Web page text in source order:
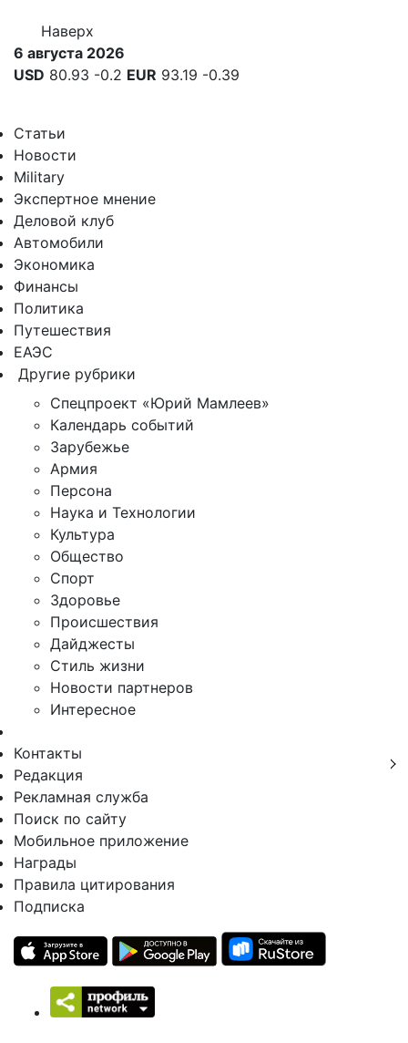
Наверх
6 августа 2026
USD 80.93 -0.2 EUR 93.19 -0.39
Статьи
Новости
Military
Экспертное мнение
Деловой клуб
Автомобили
Экономика
Финансы
Политика
Путешествия
ЕАЭС
Другие рубрики
Спецпроект «Юрий Мамлеев»
Календарь событий
Зарубежье
Армия
Персона
Наука и Технологии
Культура
Общество
Спорт
Здоровье
Происшествия
Дайджесты
Стиль жизни
Новости партнеров
Интересное
Контакты
Редакция
Рекламная служба
Поиск по сайту
Мобильное приложение
Награды
Правила цитирования
Подписка